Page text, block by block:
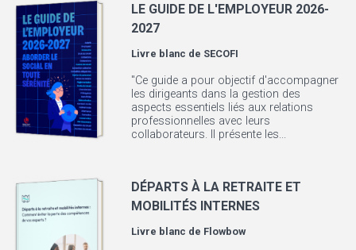
LE GUIDE DE L'EMPLOYEUR 2026-
2027
Livre blanc de SECOFI
"Ce guide a pour objectif d'accompagner
les dirigeants dans la gestion des
aspects essentiels liés aux relations
professionnelles avec leurs
collaborateurs. Il présente les...
DÉPARTS À LA RETRAITE ET
MOBILITÉS INTERNES
Livre blanc de Flowbow